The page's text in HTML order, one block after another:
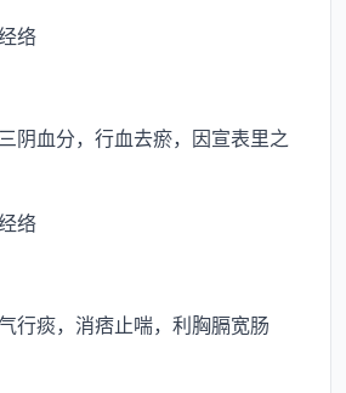
络
血分，行血去瘀，因宣表里之
络
痰，消痞止喘，利胸膈宽肠